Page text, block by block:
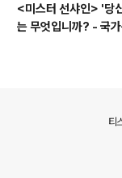
<미스터 선샤인> '당
는 무엇입니까? - 국
티